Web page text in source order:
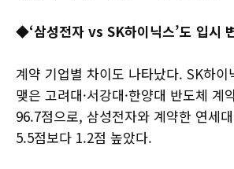
◆‘삼성전자 vs SK하이닉스’도 입시
계약 기업별 차이도 나타났다. SK하
맺은 고려대·서강대·한양대 반도체 계
96.7점으로, 삼성전자와 계약한 연세
5.5점보다 1.2점 높았다.